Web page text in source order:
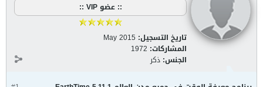
:: عضو VIP ::
تاريخ التسجيل: May 2015
المشاركات: 1972
الجنس: ذكر